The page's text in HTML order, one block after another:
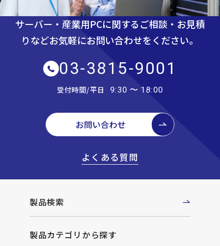
サーバー・産業用PCに関するご相談・お見積
りなどお気軽にお問い合わせをください。
03-3815-9001
受付時間/平日 9:30 〜 18:00
お問い合わせ
よくある質問
製品検索
製品カテゴリから探す